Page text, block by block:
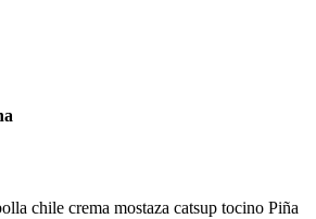
chile crema mostaza catsup tocino Piña